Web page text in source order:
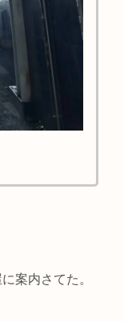
案内さてた。